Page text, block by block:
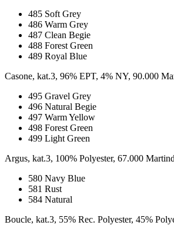
485 Soft Grey
486 Warm Grey
487 Clean Begie
488 Forest Green
489 Royal Blue
Casone, kat.3, 96% EPT, 4% NY, 90.000
495 Gravel Grey
496 Natural Begie
497 Warm Yellow
498 Forest Green
499 Light Green
Argus, kat.3, 100% Polyester, 67.000
580 Navy Blue
581 Rust
584 Natural
Boucle, kat.3, 55% Rec. Polyester, 45%